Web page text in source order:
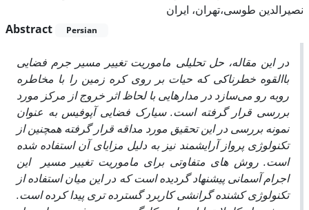
نصیرالدین طوسی،تهران، ایران
Abstract
Persian
در این مقاله، حل تحلیلی ماموریت تغییر مسیر جرم فضایی
باالقوه خطرناکی که حیات بر روی کره زمین را با مخاطره
روبه رو می‌سازد در مدارهایی با لحاظ اثر خروج از مرکز مورد
بررسی قرار گرفته است. سیارک فضایی آپوفیس به عنوان
نمونه بررسی در این تحقیق مورد مداقه قرار گرفته همچنین از
تکنولوژی پرواز آرایشمند نیز به دلیل مزایای آن استفاده شده
است. روش های متفاوتی برای ماموریت تغییر مسیر این
اجرام آسمانی پیشنهاد گردیده است که در این میان استفاده از
تکنولوژی کشنده گرانشی کاربرد گسترده تری پیدا کرده است.